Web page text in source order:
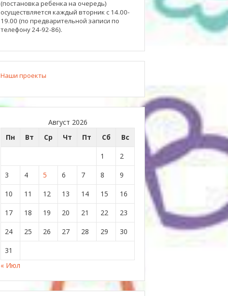
(постановка ребенка на очередь)
осуществляется каждый вторник с 14.00-
19.00 (по предварительной записи по
телефону 24-92-86).
Наши проекты
Август 2026
Пн
Вт Ср Чт Пт Сб Вс
1 2
3 4 5 6 7 8 9
10 11 12 13 14 15 16
17 18 19 20 21 22 23
24 25 26 27 28 29 30
31
« Июл